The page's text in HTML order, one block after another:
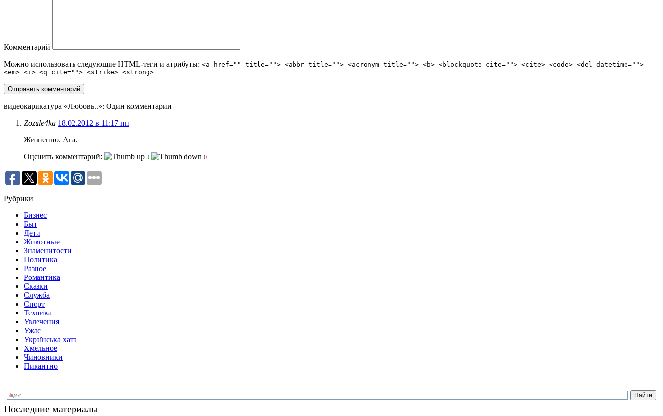
Комментарий
Можно использовать следующие HTML-теги и атрибуты: <a href="" title=""> <abbr title=""> <acronym title=""> <b> <blockquote cite=""> <cite> <code> <del datetime="">
<em> <i> <q cite=""> <strike> <strong>
видеокарикатура «Любовь..»: Один комментарий
Zozule4ka 18.02.2012 в 11:17 пп
Жизненно. Ага.
Оценить комментарий:
0 0
Рубрики
Бизнес
Быт
Дети
Животные
Знаменитости
Политика
Разное
Романтика
Сказки
Служба
Спорт
Техника
Увлечения
Ужас
Українська хата
Хмельное
Чиновники
Пикантно
Последние материалы